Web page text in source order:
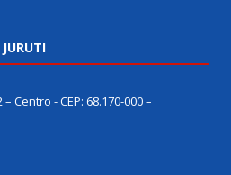
Centro - CEP: 68.170-000 –